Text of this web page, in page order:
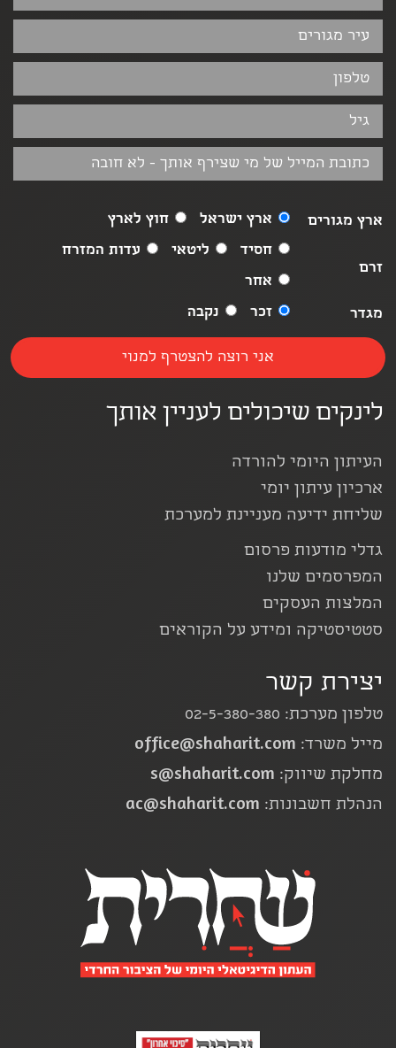
ארץ מגורים ארץ ישראל חוץ לארץ
זרם
חסיד ליטאי
עדות המזרח
אחר
מגדר
זכר נקבה
לינקים שיכולים לעניין אותך
העיתון היומי להורדה
ארכיון עיתון יומי
שליחת ידיעה מעניינת למערכת
גדלי מודעות פרסום
המפרסמים שלנו
המלצות העסקים
סטטיסטיקה ומידע על הקוראים
יצירת קשר
טלפון מערכת: 02-5-380-380
מייל משרד: office@shaharit.com
מחלקת שיווק: s@shaharit.com
הנהלת חשבונות: ac@shaharit.com